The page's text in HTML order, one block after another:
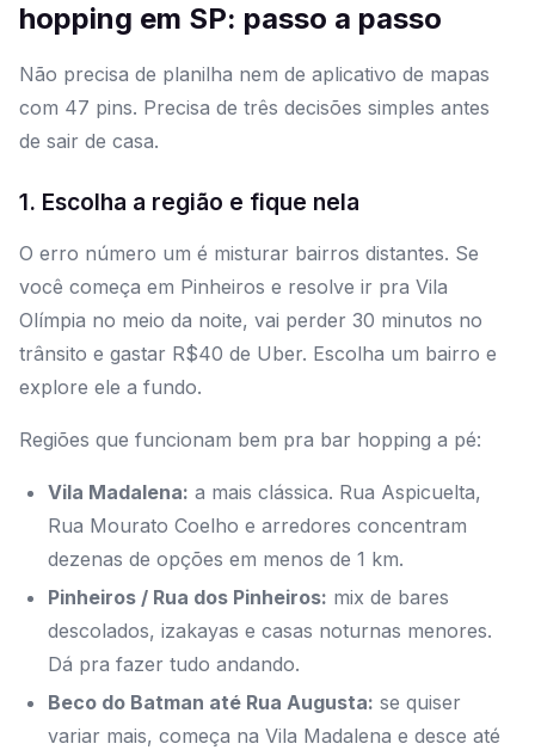
hopping em SP: passo a passo
Não precisa de planilha nem de aplicativo de mapas
com 47 pins. Precisa de três decisões simples antes
de sair de casa.
1. Escolha a região e fique nela
O erro número um é misturar bairros distantes. Se
você começa em Pinheiros e resolve ir pra Vila
Olímpia no meio da noite, vai perder 30 minutos no
trânsito e gastar R$40 de Uber. Escolha um bairro e
explore ele a fundo.
Regiões que funcionam bem pra bar hopping a pé:
Vila Madalena: a mais clássica. Rua Aspicuelta,
Rua Mourato Coelho e arredores concentram
dezenas de opções em menos de 1 km.
Pinheiros / Rua dos Pinheiros: mix de bares
descolados, izakayas e casas noturnas menores.
Dá pra fazer tudo andando.
Beco do Batman até Rua Augusta: se quiser
variar mais, começa na Vila Madalena e desce até